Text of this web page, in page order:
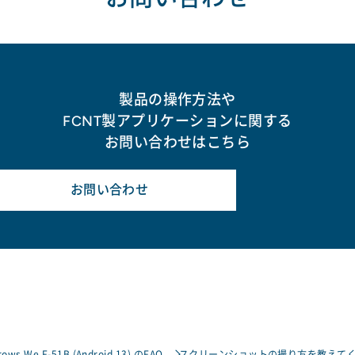
製品の操作方法や
FCNT製アプリケーションに関する
お問い合わせはこちら
お問い合わせ